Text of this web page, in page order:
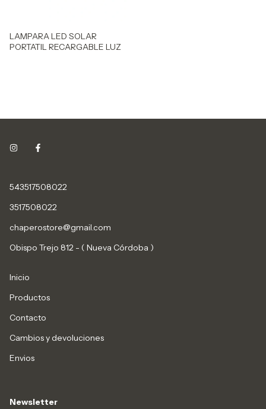
LAMPARA LED SOLAR
PORTATIL RECARGABLE LUZ
543517508022
3517508022
chaperostore@gmail.com
Obispo Trejo 812 - ( Nueva Córdoba )
Inicio
Productos
Contacto
Cambios y devoluciones
Envios
Newsletter